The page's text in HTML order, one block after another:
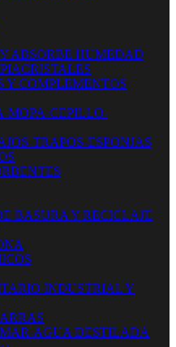
ABSORBE HUMEDAD
Y COMPLEMENTOS
MOPA-CEPILLO-
TRAPOS-ESPONJAS
BASURA Y RECICLAJE
INDUSTRIAL Y
AGUA DESTILADA